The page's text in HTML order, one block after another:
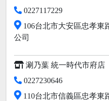
0227117229
106台北市大安區忠孝東
公司
涮乃葉 統一時代市府店
0227230646
110台北市信義區忠孝東